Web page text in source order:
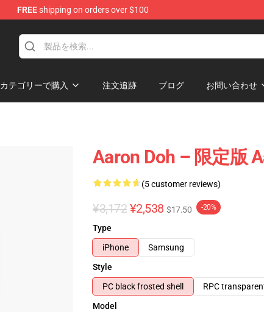
FREEshipping on orders over $100
カテゴリーで購入 注文追跡 ブログ お問い合わせ
Aaron Doh – 限定版
(5 customer reviews)
¥3,172 ¥2,538 $17.50 -20%
Type
iPhone
Samsung
Style
PC black frosted shell
RPC
Model